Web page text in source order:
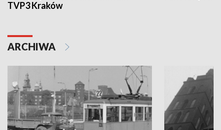
TVP3 Kraków
ARCHIWA